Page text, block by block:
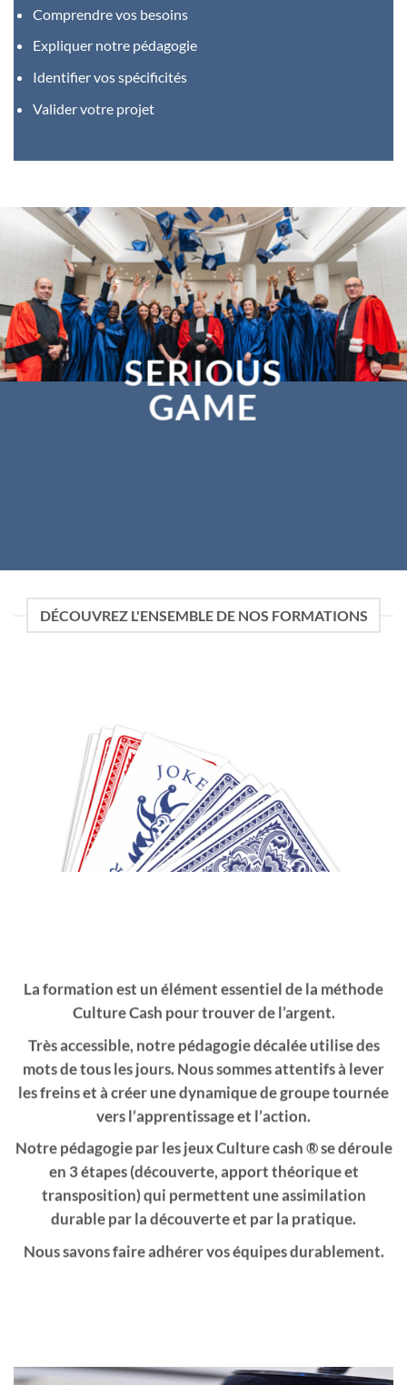
Comprendre vos besoins
Expliquer notre pédagogie
Identifier vos spécificités
Valider votre projet
SERIOUS
GAME
DÉCOUVREZ L'ENSEMBLE DE NOS FORMATIONS
La formation est un élément essentiel de la méthode
Culture Cash pour trouver de l’argent.
Très accessible, notre pédagogiedécalée utilise des
mots de tous les jours. Nous sommes attentifs à lever
les freins et à créer une dynamique de groupe tournée
vers l’apprentissageet l’action.
Notre pédagogie par les jeuxCulture cash ® se déroule
en 3 étapes (découverte, apport théorique et
transposition) qui permettent une assimilation
durable par la découverte et par la pratique.
Nous savons faire adhérer vos équipes durablement.